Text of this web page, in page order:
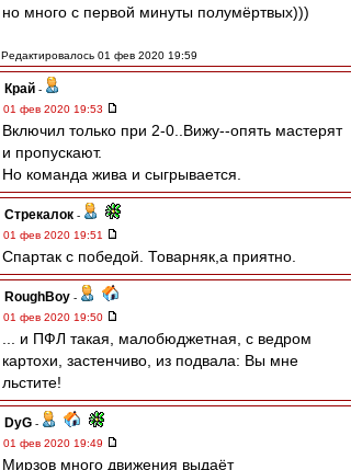
но много с первой минуты полумёртвых)))
Редактировалось 01 фев 2020 19:59
Край -
01 фев 2020 19:53
Включил только при 2-0..Вижу--опять мастерят
и пропускают.
Но команда жива и сыгрывается.
Стрекалок -
01 фев 2020 19:51
Спартак с победой. Товарняк,а приятно.
RoughBoy -
01 фев 2020 19:50
... и ПФЛ такая, малобюджетная, с ведром
картохи, застенчиво, из подвала: Вы мне
льстите!
DyG -
01 фев 2020 19:49
Мирзов много движения выдаёт